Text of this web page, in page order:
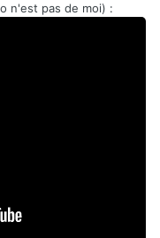
n'est pas de moi) :